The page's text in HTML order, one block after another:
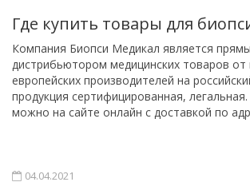
Где купить товары для
Компания Биопси Медикал является
дистрибьютором медицинских товаров от
европейских производителей на
продукция сертифицированная, легальная.
можно на сайте онлайн с доставкой по
04.04.2021